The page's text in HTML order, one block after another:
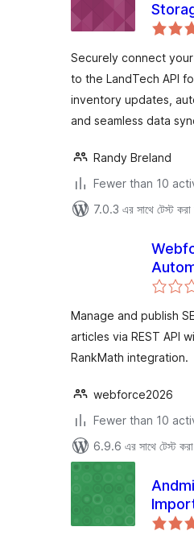
Securely connect
to the LandTech API
inventory updates,
and seamless data
Randy Breland
Fewer than 10
7.0.3 এর সাথে টেস্ট করা
Manage and publish
articles via REST API
RankMath integration.
webforce2026
Fewer than 10
6.9.6 এর সাথে টেস্ট করা